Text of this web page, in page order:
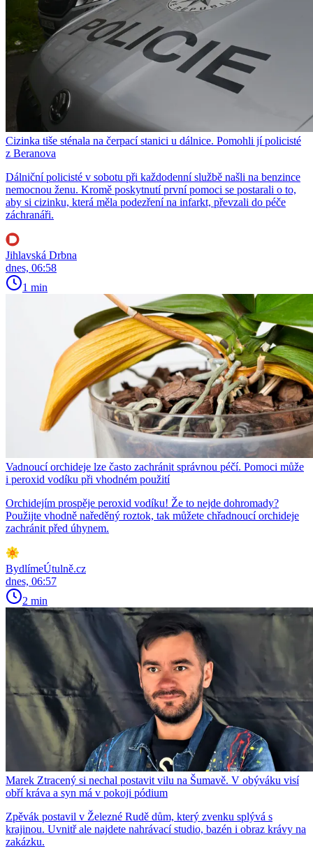
Cizinka tiše sténala na čerpací stanici u dálnice. Pomohli jí policisté
z Beranova
Dálniční policisté v sobotu při každodenní službě našli na benzince
nemocnou ženu. Kromě poskytnutí první pomoci se postarali o to,
aby si cizinku, která měla podezření na infarkt, převzali do péče
záchranáři.
Jihlavská Drbna
dnes, 06:58
1 min
Vadnoucí orchideje lze často zachránit správnou péčí. Pomoci může
i peroxid vodíku při vhodném použití
Orchidejím prospěje peroxid vodíku! Že to nejde dohromady?
Použijte vhodně naředěný roztok, tak můžete chřadnoucí orchideje
zachránit před úhynem.
BydlímeÚtulně.cz
dnes, 06:57
2 min
Marek Ztracený si nechal postavit vilu na Šumavě. V obýváku visí
obří kráva a syn má v pokoji pódium
Zpěvák postavil v Železné Rudě dům, který zvenku splývá s
krajinou. Uvnitř ale najdete nahrávací studio, bazén i obraz krávy na
zakázku.